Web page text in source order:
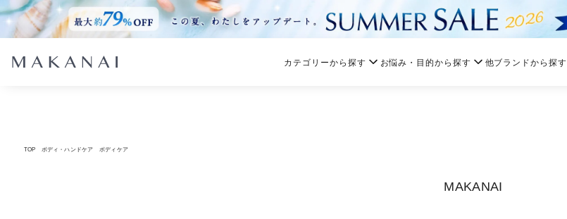
カテゴリーから探す お悩み・目的から探す 他ブランドから探す
TOP ボディ・ハンドケア ボディケア
MAKANAI